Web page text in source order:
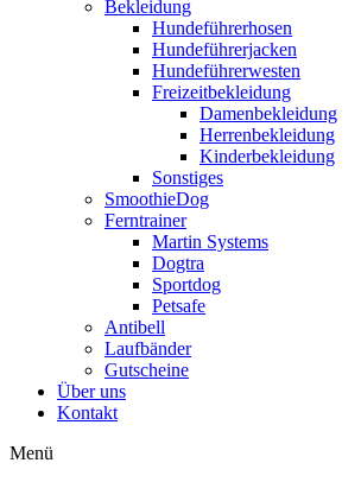
Bekleidung
Hundeführerhosen
Hundeführerjacken
Hundeführerwesten
Freizeitbekleidung
Damenbekleidung
Herrenbekleidung
Kinderbekleidung
Sonstiges
SmoothieDog
Ferntrainer
Martin Systems
Dogtra
Sportdog
Petsafe
Antibell
Laufbänder
Gutscheine
Über uns
Kontakt
Menü